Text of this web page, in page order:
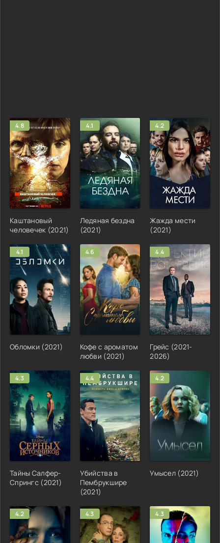
4.8
Каштановый
человечек (2021)
4.1
Ледяная бездна
(2021)
4.2
Жажда мести
(2021)
4.1
Обломки (2021)
4.6
Кофе с ароматом
любви (2021)
4.4
Грейс (2021-
2026)
4.3
Тайны Салфер-
Спрингс (2021)
4.4
Убийства в
Пембрукшире
(2021)
4.2
Умысел (2021)
4.2 4.3 4.3